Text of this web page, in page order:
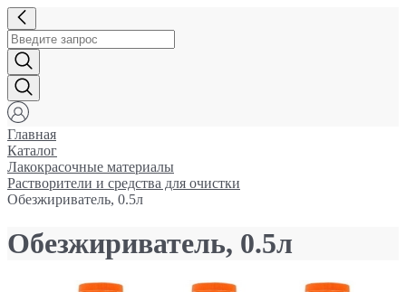
Главная
Каталог
Лакокрасочные материалы
Растворители и средства для очистки
Обезжириватель, 0.5л
Обезжириватель, 0.5л